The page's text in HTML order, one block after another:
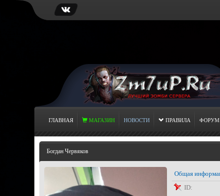
ГЛАВНАЯ МАГАЗИН НОВОСТИ ПРАВИЛА ФОРУМ
Богдан Червяков
Общая
ID: